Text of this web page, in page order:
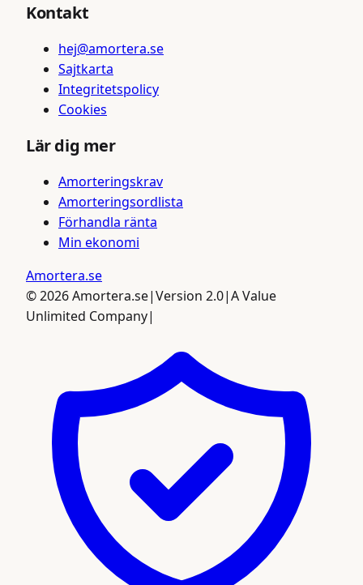
Kontakt
hej@amortera.se
Sajtkarta
Integritetspolicy
Cookies
Lär dig mer
Amorteringskrav
Amorteringsordlista
Förhandla ränta
Min ekonomi
Amortera.se
©2026Amortera.se|Version 2.0|A Value
Unlimited Company|